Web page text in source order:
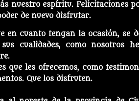
nuestro espíritu. Felicitaciones
de nuevo disfrutar.
en cuanto tengan la ocasión, se
cualidades, como nosotros
que les ofrecemos, como
Que los disfruten.